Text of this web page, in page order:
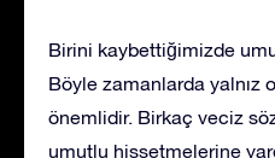
Birini kaybettiğimizde
Böyle zamanlarda yalnız
önemlidir. Birkaç veciz
umutlu hissetmelerine